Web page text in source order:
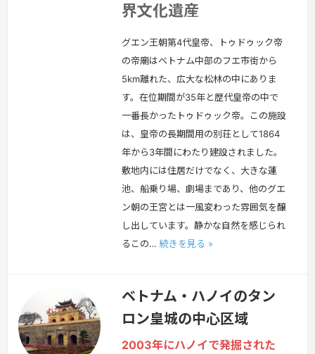
界文化遺産
グエン王朝第4代皇帝、トゥドゥック帝
の帝廟はベトナム中部のフエ市街から
5km離れた、広大な松林の中にありま
す。在位期間が35年と歴代皇帝の中で
一番長かったトゥドゥック帝。この施設
は、皇帝の長期間用の別荘として1864
年から3年間にわたり建設されました。
敷地内には住居だけでなく、大きな蓮
池、船乗り場、劇場まであり、他のグエ
ン朝の王宮とは一風変わった雰囲気を醸
し出しています。静かな自然を感じられ
るこの… 続きを見る »
ベトナム・ハノイのタン
ロン皇城の中心区域
2003年にハノイで発掘された